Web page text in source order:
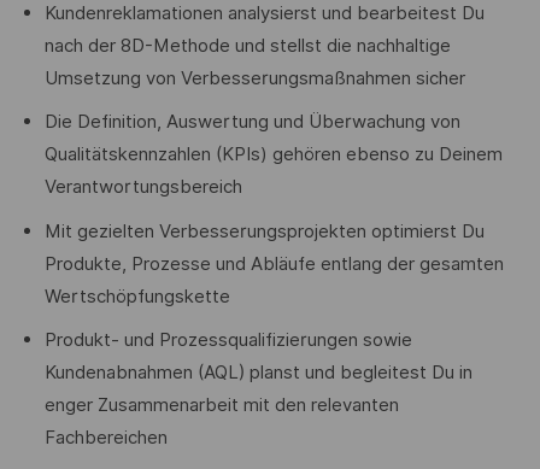
Kundenreklamationen analysierst und bearbeitest Du
nach der 8D-Methode und stellst die nachhaltige
Umsetzung von Verbesserungsmaßnahmen sicher
Die Definition, Auswertung und Überwachung von
Qualitätskennzahlen (KPIs) gehören ebenso zu Deinem
Verantwortungsbereich
Mit gezielten Verbesserungsprojekten optimierst Du
Produkte, Prozesse und Abläufe entlang der gesamten
Wertschöpfungskette
Produkt- und Prozessqualifizierungen sowie
Kundenabnahmen (AQL) planst und begleitest Du in
enger Zusammenarbeit mit den relevanten
Fachbereichen